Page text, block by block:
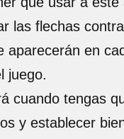
las flechas
aparecerán en
juego.
cuando tengas
y establecer